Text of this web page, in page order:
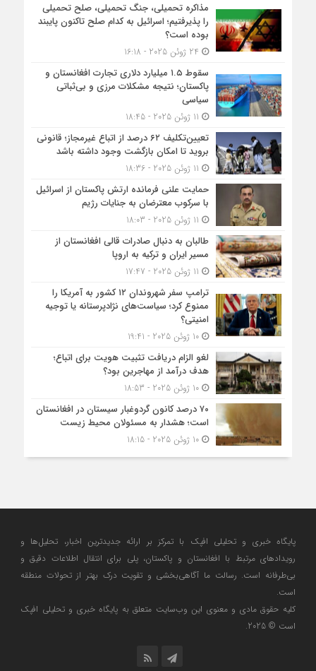
مذاکره تحمیلی، جنگ تحمیلی، صلح تحمیلی
را پذیرفتیم؛ اسرائیل به کدام صلح تاکنون پایبند
بوده است؟
سقوط ۱.۵ میلیارد دلاری تجارت افغانستان و
پاکستان؛ نتیجه مشکلات مرزی و بی‌ثباتی
سیاسی
تعیین‌تکلیف ۶۲ درصد از اتباع غیرمجاز؛ قانونی
بروید تا امکان بازگشت وجود داشته باشد
حمایت علنی فرمانده ارتش پاکستان از اسرائیل
با سرکوب معترضان به جنایات رژیم
طالبان به دنبال صادرات قالی افغانستان از
مسیر ایران و ترکیه به اروپا
ترامپ سفر شهروندان ۱۲ کشور به آمریکا را
ممنوع کرد؛ سیاست‌های نژادپرستانه یا توجیه
امنیتی؟
10 ژوئن 2025 - 19:41
لغو الزام دریافت تثبیت هویت برای اتباع؛
هدف درآمد از مهاجرین بود؟
10 ژوئن 2025 - 18:53
۷۰ درصد کانون گردوغبار سیستان در افغانستان
است؛ هشدار به مسئولان محیط زیست
10 ژوئن 2025 - 18:15
پایگاه خبری و تحلیلی افپک با تمرکز بر ارائه جدیدترین اخبار، تحلیل‌ها و
رویدادهای مرتبط با افغانستان و پاکستان، پلی برای انتقال اطلاعات دقیق و
بی‌طرفانه است. رسالت ما آگاهی‌بخشی و تقویت درک بهتر از تحولات منطقه
است.
کلیه حقوق مادی و معنوی این وب‌سایت متعلق به پایگاه خبری و تحلیلی افپک
است © 2025.